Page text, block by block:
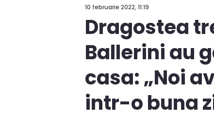
10 februarie 2022, 11:19
Dragostea
Ballerini au
casa: „Noi
intr-o buna